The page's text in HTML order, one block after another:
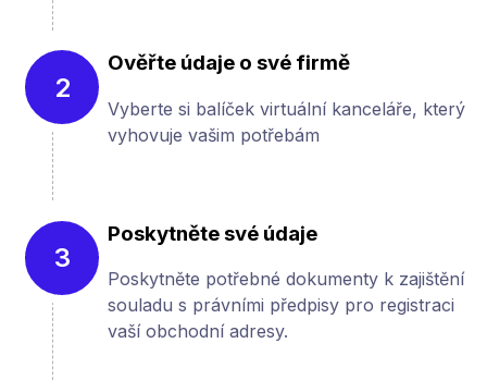
2
Ověřte údaje o své firmě
Vyberte si balíček virtuální kanceláře, který
vyhovuje vašim potřebám
3
Poskytněte své údaje
Poskytněte potřebné dokumenty k zajištění
souladu s právními předpisy pro registraci
vaší obchodní adresy.